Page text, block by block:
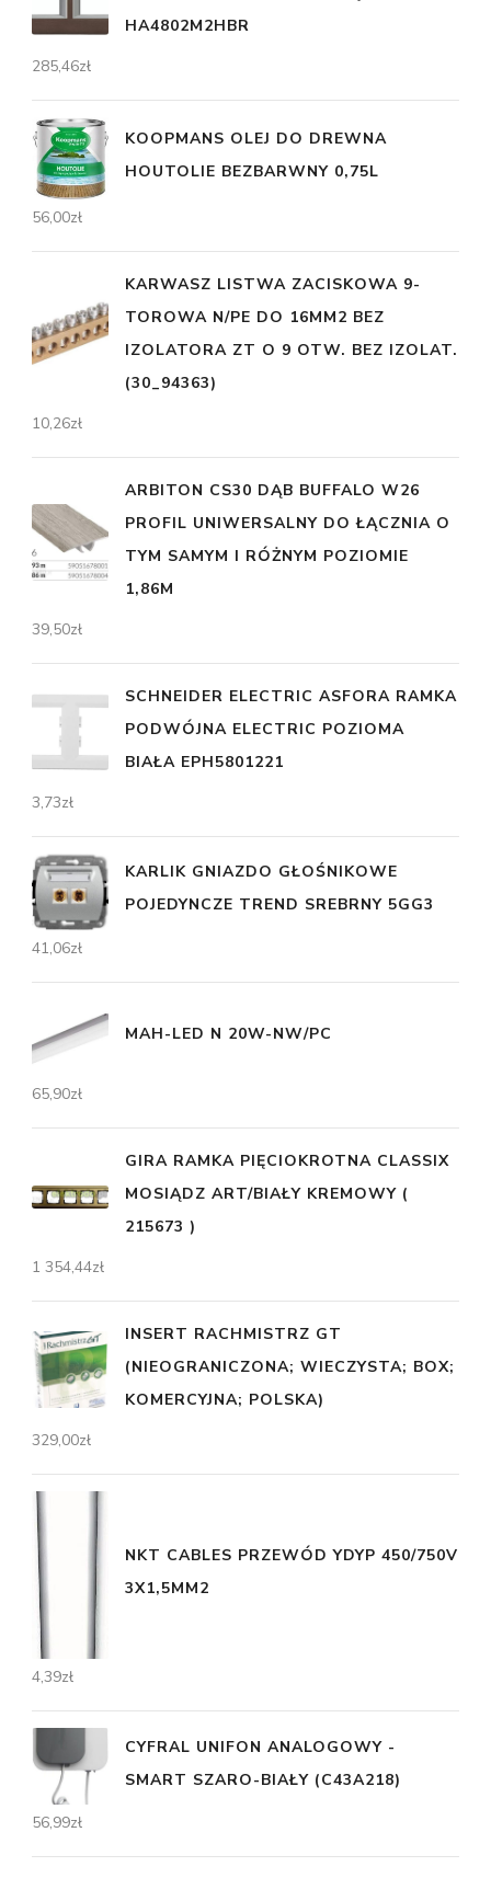
HA4802M2HBR
285,46zł
KOOPMANS OLEJ DO DREWNA
HOUTOLIE BEZBARWNY 0,75L
56,00zł
KARWASZ LISTWA ZACISKOWA 9-
TOROWA N/PE DO 16MM2 BEZ
IZOLATORA ZT O 9 OTW. BEZ IZOLAT.
(30_94363)
10,26zł
ARBITON CS30 DĄB BUFFALO W26
PROFIL UNIWERSALNY DO ŁĄCZNIA O
TYM SAMYM I RÓŻNYM POZIOMIE
1,86M
39,50zł
SCHNEIDER ELECTRIC ASFORA RAMKA
PODWÓJNA ELECTRIC POZIOMA
BIAŁA EPH5801221
3,73zł
KARLIK GNIAZDO GŁOŚNIKOWE
POJEDYNCZE TREND SREBRNY 5GG3
41,06zł
MAH-LED N 20W-NW/PC
65,90zł
GIRA RAMKA PIĘCIOKROTNA CLASSIX
MOSIĄDZ ART/BIAŁY KREMOWY (
215673 )
1 354,44zł
INSERT RACHMISTRZ GT
(NIEOGRANICZONA; WIECZYSTA; BOX;
KOMERCYJNA; POLSKA)
329,00zł
NKT CABLES PRZEWÓD YDYP 450/750V
3X1,5MM2
4,39zł
CYFRAL UNIFON ANALOGOWY -
SMART SZARO-BIAŁY (C43A218)
56,99zł